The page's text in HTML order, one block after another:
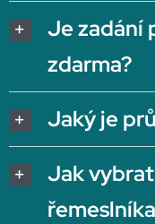
Je zadání
zdarma?
Jaký je
Jak